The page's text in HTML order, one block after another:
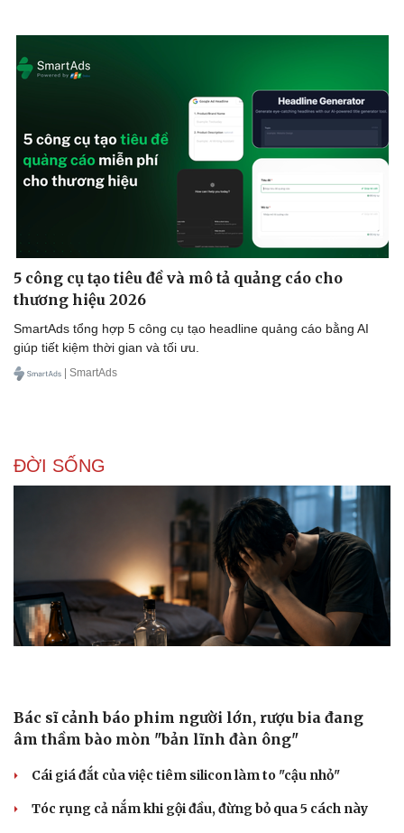
5 công cụ tạo tiêu đề và mô tả quảng cáo cho
thương hiệu 2026
SmartAds tổng hợp 5 công cụ tạo headline quảng cáo bằng AI
giúp tiết kiệm thời gian và tối ưu.
| SmartAds
ĐỜI SỐNG
Bác sĩ cảnh báo phim người lớn, rượu bia đang
âm thầm bào mòn "bản lĩnh đàn ông"
Cái giá đắt của việc tiêm silicon làm to "cậu nhỏ"
Tóc rụng cả nắm khi gội đầu, đừng bỏ qua 5 cách này